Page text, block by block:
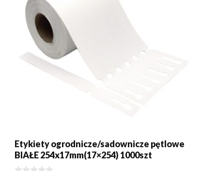
Etykiety ogrodnicze/sadownicze pętlowe
BIAŁE 254x17mm(17×254) 1000szt
Dodano do koszyka.
0 produktów -0,00zł
Kasa